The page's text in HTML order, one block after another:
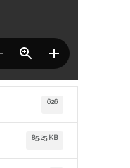
626
85.25 KB